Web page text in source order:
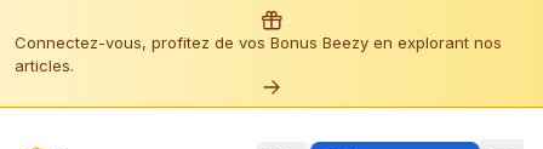
Connectez-vous, profitez de vos Bonus Beezy en explorant nos
articles.